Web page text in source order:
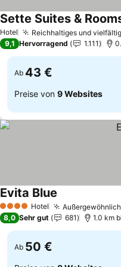
Hotel Reichhaltiges und
Sette Suites &
9,1 Hervorragend 1.111
Ab 43 €
Preise von 9 Websites
4 Sterne Hotel
Evita Blue
8,0 Sehr gut 681 1.0 km
Ab 50 €